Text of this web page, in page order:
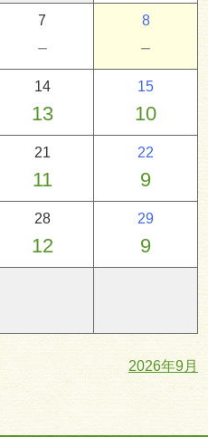
7
－
8
－
14
13
15
10
21
11
22
9
28
12
29
9
2026年9月